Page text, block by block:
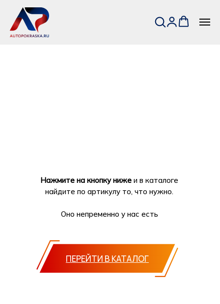
ПЕРЕЙТИ В КАТАЛОГ
Нажмите на кнопку ниже и в каталоге
найдите по артикулу то, что нужно.
Оно непременно у нас есть